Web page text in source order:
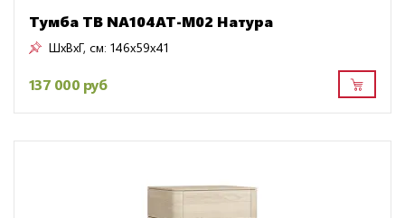
Тумба ТВ NA104AT-M02 Натура
ШxВxГ, см: 146x59x41
137 000 руб